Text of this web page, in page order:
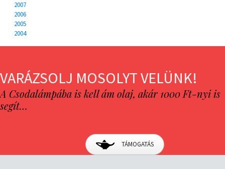
2007
2006
2005
2004
VARÁZSOLJ MOSOLYT VELÜNK!
A Csodalámpába is kell ám olaj, akár 1000 Ft-nyi is
segít…
TÁMOGATÁS